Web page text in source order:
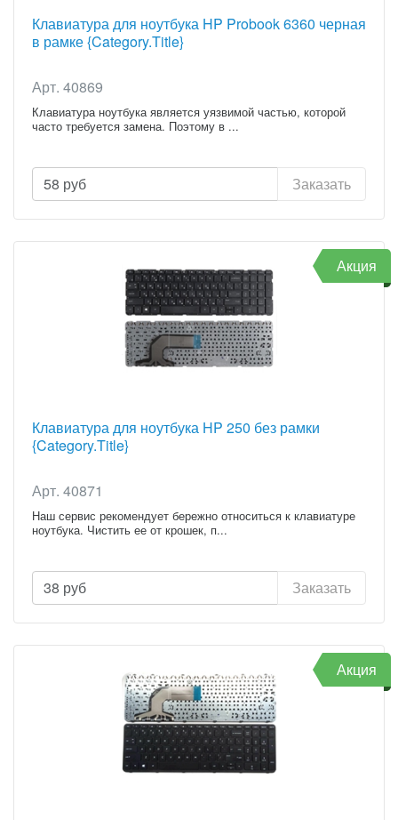
Клавиатура для ноутбука HP Probook 6360 черная
в рамке {Category.Title}
Арт. 40869
Клавиатура ноутбука является уязвимой частью, которой
часто требуется замена. Поэтому в ...
58 руб Заказать
Клавиатура для ноутбука HP 250 без рамки
{Category.Title}
Арт. 40871
Наш сервис рекомендует бережно относиться к клавиатуре
ноутбука. Чистить ее от крошек, п...
38 руб Заказать
Акция
Акция